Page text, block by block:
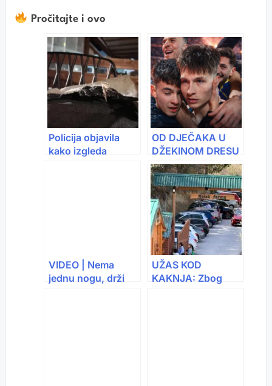
Pročitajte i ovo
Policija objavila
kako izgleda
OD DJEČAKA U
DŽEKINOM DRESU
DO HEROJA
NACIJE: UEFA
objavila video koji
je rasplakao region
VIDEO | Nema
jednu nogu, drži
UŽAS KOD
KAKNJA: Zbog